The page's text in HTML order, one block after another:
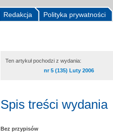
Polityka prywatności
Redakcja
Ten artykuł pochodzi z wydania:
nr 5 (135) Luty 2006
Spis treści wydania
Bez przypisów